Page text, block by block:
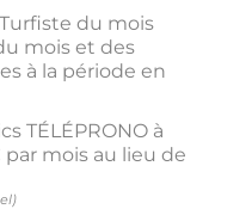
du mois
mois et des
à la période en
TÉLÉPRONO à
mois au lieu de